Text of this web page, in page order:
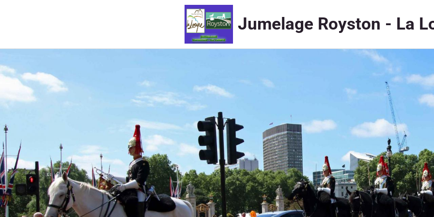
Jumelage Royston - La